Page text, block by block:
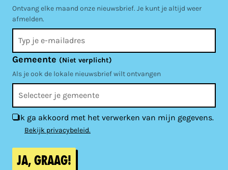
Ontvang elke maand onze nieuwsbrief. Je kunt je altijd weer
afmelden.
Gemeente (Niet verplicht)
Als je ook de lokale nieuwsbrief wilt ontvangen
Ik ga akkoord met het verwerken van mijn gegevens.
Bekijk privacybeleid.
Ja, graag!